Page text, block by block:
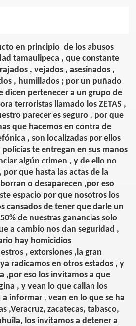
en principio de los abusos
tamaulipeca , que constante
, vejados , asesinados ,
, humillados ; por un puñado
dicen pertenecer a un grupo de
terroristas llamado los ZETAS ,
parecer es seguro , por que
que hacemos en contra de
, son localizadas por ellos
te entregan en sus manos
algún crimen , y de ello no
que hasta las actas de la
o desaparecen ,por eso
espacio por que nosotros los
cansados de tener que darle un
de nuestras ganancias solo
a cambio nos dan seguridad ,
hay homicidios
, extorsiones ,la gran
radicamos en otros estados , y
,por eso los invitamos a que
, y vean lo que callan los
informar , vean en lo que se ha
,Veracruz, zacatecas, tabasco,
los invitamos a detener a